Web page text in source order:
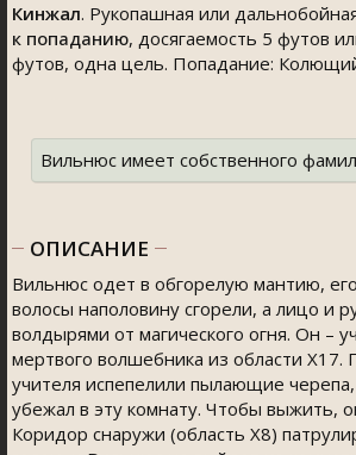
Кинжал. Рукопашная или
к попаданию, досягаемость 5 футов
футов, одна цель. Попадание:
Вильнюс имеет собственного
ОПИСАНИЕ
Вильнюс одет в обгорелую мантию,
волосы наполовину сгорели, а лицо и
волдырями от магического огня. Он –
мертвого волшебника из области Х17.
учителя испепелили пылающие
убежал в эту комнату. Чтобы выжить,
Коридор снаружи (область Х8)